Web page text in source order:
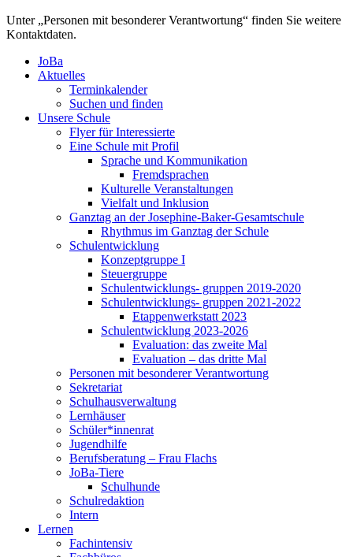
Unter „Personen mit besonderer Verantwortung“ finden Sie weitere
Kontaktdaten.
JoBa
Aktuelles
Terminkalender
Suchen und finden
Unsere Schule
Flyer für Interessierte
Eine Schule mit Profil
Sprache und Kommunikation
Fremdsprachen
Kulturelle Veranstaltungen
Vielfalt und Inklusion
Ganztag an der Josephine-Baker-Gesamtschule
Rhythmus im Ganztag der Schule
Schulentwicklung
Konzeptgruppe I
Steuergruppe
Schulentwicklungs- gruppen 2019-2020
Schulentwicklungs- gruppen 2021-2022
Etappenwerkstatt 2023
Schulentwicklung 2023-2026
Evaluation: das zweite Mal
Evaluation – das dritte Mal
Personen mit besonderer Verantwortung
Sekretariat
Schulhausverwaltung
Lernhäuser
Schüler*innenrat
Jugendhilfe
Berufsberatung – Frau Flachs
JoBa-Tiere
Schulhunde
Schulredaktion
Intern
Lernen
Fachintensiv